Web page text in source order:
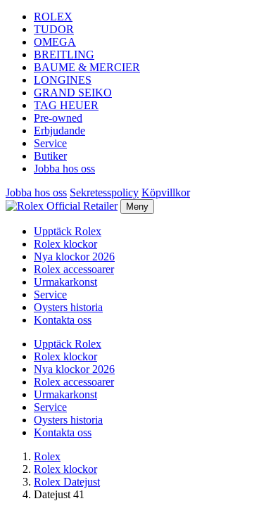
ROLEX
TUDOR
OMEGA
BREITLING
BAUME & MERCIER
LONGINES
GRAND SEIKO
TAG HEUER
Pre-owned
Erbjudande
Service
Butiker
Jobba hos oss
Jobba hos oss Sekretesspolicy Köpvillkor
Meny
Upptäck Rolex
Rolex klockor
Nya klockor 2026
Rolex accessoarer
Urmakarkonst
Service
Oysters historia
Kontakta oss
Upptäck Rolex
Rolex klockor
Nya klockor 2026
Rolex accessoarer
Urmakarkonst
Service
Oysters historia
Kontakta oss
Rolex
Rolex klockor
Rolex Datejust
Datejust 41